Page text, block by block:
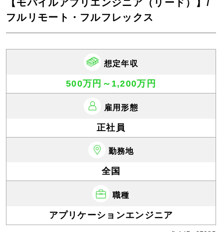
【モバイルアプリエンジニア（リード）】/
フルリモート・フルフレックス
想定年収
500万円～1,200万円
雇用形態
正社員
勤務地
全国
職種
アプリケーションエンジニア